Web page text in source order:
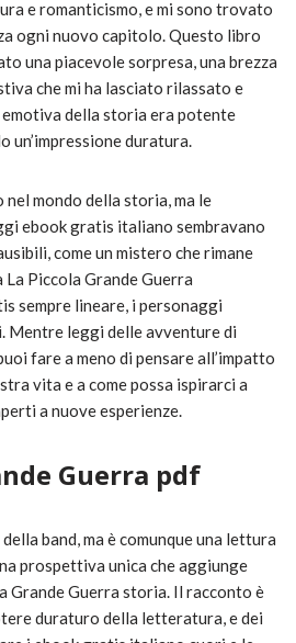
e romanticismo, e mi sono trovato
ogni nuovo capitolo. Questo libro
una piacevole sorpresa, una brezza
che mi ha lasciato rilassato e
della storia era potente
un’impressione duratura.
mondo della storia, ma le
ebook gratis italiano sembravano
come un mistero che rimane
Piccola Grande Guerra
sempre lineare, i personaggi
Mentre leggi delle avventure di
fare a meno di pensare all’impatto
vita e a come possa ispirarci a
a nuove esperienze.
Guerra pdf
band, ma è comunque una lettura
prospettiva unica che aggiunge
Grande Guerra storia. Il racconto è
duraturo della letteratura, e dei